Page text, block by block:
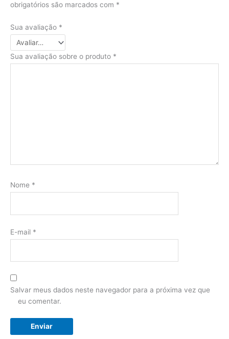
obrigatórios são marcados com *
Sua avaliação *
Sua avaliação sobre o produto *
Nome *
E-mail *
Salvar meus dados neste navegador para a próxima vez que
eu comentar.